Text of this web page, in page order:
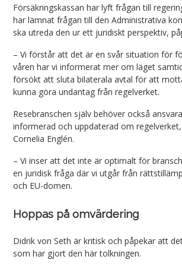
Försäkringskassan har lyft frågan till
har lämnat frågan till den Administrativa
ska utreda den ur ett juridiskt perspektiv,
– Vi förstår att det är en svår situation för
våren har vi informerat mer om läget
försökt att sluta bilaterala avtal för att
kunna göra undantag från regelverket.
Resebranschen själv behöver också
informerad och uppdaterad om
Cornelia Englén.
– Vi inser att det inte är optimalt för
en juridisk fråga där vi utgår från
och EU-domen.
Hoppas på omvärdering
Didrik von Seth är kritisk och påpekar att
som har gjort den här tolkningen.